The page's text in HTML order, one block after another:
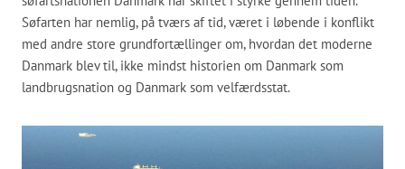
Søfarten har nemlig, på tværs af tid, været i løbende i konflikt
med andre store grundfortællinger om, hvordan det moderne
Danmark blev til, ikke mindst historien om Danmark som
landbrugsnation og Danmark som velfærdsstat.